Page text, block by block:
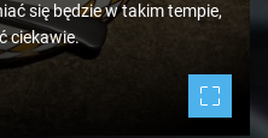
się będzie w takim tempie,
ciekawie.